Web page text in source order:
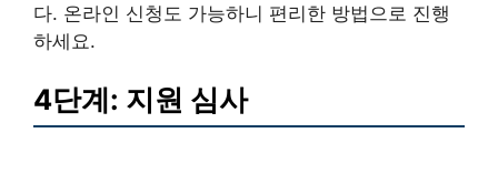
다. 온라인 신청도 가능하니 편리한 방법으로 진행
하세요.
4단계: 지원 심사